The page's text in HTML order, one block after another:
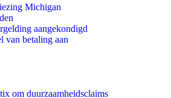
Michigan
aangekondigd
van betaling aan
om duurzaamheidsclaims